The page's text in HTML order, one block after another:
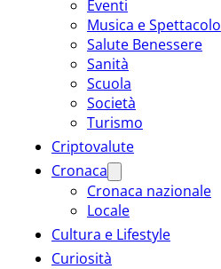
Eventi
Musica e Spettacolo
Salute Benessere
Sanità
Scuola
Società
Turismo
Criptovalute
Cronaca
Cronaca nazionale
Locale
Cultura e Lifestyle
Curiosità